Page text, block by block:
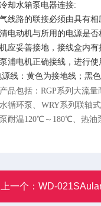
却水箱泵电器连接:
线路的联接必须由具有相
电动机与所用的电源是否
应妥善接地，接线盒内有
浦电机正确接线，进行使
线：黄色为接地线；黑色
品包括：RGP系列大流
循环泵、WRY系列联轴
耐温120℃～180℃、热油
上一个： WD-